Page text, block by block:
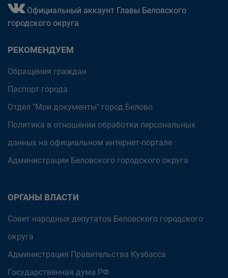
Официальный аккаунт Главы Беловского
городского округа
РЕКОМЕНДУЕМ
Обращения граждан
Паспорт города
Отдел "Мои документы" город Белово
Политика в отношении обработки персональных
данных на официальном интернет-портале
Администрации Беловского городского округа
ОРГАНЫ ВЛАСТИ
Совет народных депутатов Беловского городского
округа
Администрация Правительства Кузбасса
Государственная дума РФ